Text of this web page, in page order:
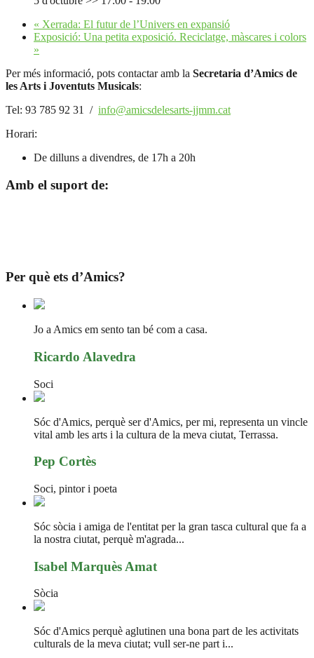
« Xerrada: El futur de l’Univers en expansió
Exposició: Una petita exposició. Reciclatge, màscares i colors
»
Per més informació, pots contactar amb la Secretaria d’Amics de
les Arts i Joventuts Musicals:
Tel: 93 785 92 31 / info@amicsdelesarts-jjmm.cat
Horari:
De dilluns a divendres, de 17h a 20h
Amb el suport de:
Per què ets d’Amics?
Jo a Amics em sento tan bé com a casa.
Ricardo Alavedra
Soci
Sóc d'Amics, perquè ser d'Amics, per mi, representa un vincle
vital amb les arts i la cultura de la meva ciutat, Terrassa.
Pep Cortès
Soci, pintor i poeta
Sóc sòcia i amiga de l'entitat per la gran tasca cultural que fa a
la nostra ciutat, perquè m'agrada...
Isabel Marquès Amat
Sòcia
Sóc d'Amics perquè aglutinen una bona part de les activitats
culturals de la meva ciutat; vull ser-ne part i...